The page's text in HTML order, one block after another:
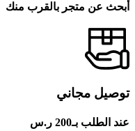
أبحث عن متجر بالقرب منك
توصيل مجاني
عند الطلب بـ200 ر.س